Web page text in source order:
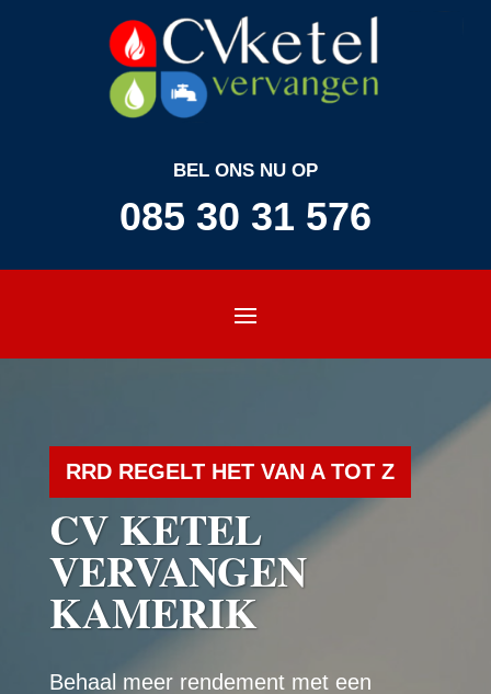
BEL ONS NU OP
085 30 31 576
RRD REGELT HET VAN A TOT Z
CV KETEL
VERVANGEN
KAMERIK
Behaal meer rendement met een